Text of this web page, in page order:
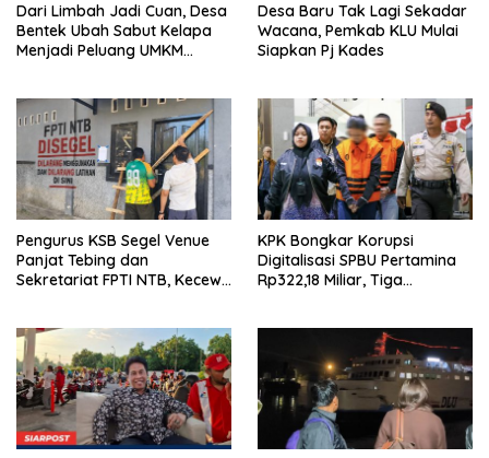
Dari Limbah Jadi Cuan, Desa
Bentek Ubah Sabut Kelapa
Menjadi Peluang UMKM
Desa Baru Tak Lagi Sekadar
Wacana, Pemkab KLU Mulai
Siapkan Pj Kades
Pengurus KSB Segel Venue
Panjat Tebing dan
Sekretariat FPTI NTB, Kecewa
KPK Bongkar Korupsi
Digitalisasi SPBU Pertamina
Rp322,18 Miliar, Tiga